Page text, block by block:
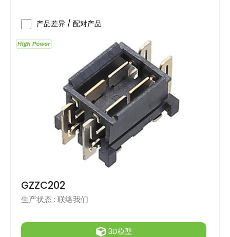
产品差异 / 配对产品
GZZC202
生产状态 : 联络我们
3D模型